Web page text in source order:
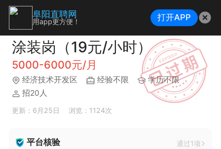
涂装岗（19元/小时）
5000-6000元/月
经济技术开发区 经验不限
学历不限
招20人
更新：6月25日 浏览：1124次
平台核验 通过1项
阜阳直聘网
用app更方便！ 打开APP